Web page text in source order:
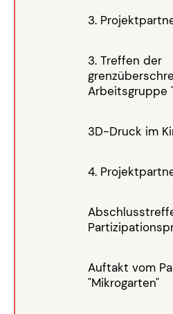
3.
3. Treffen der
Arbeitsgruppe
3D-Druck im
4.
Auftakt vom
"Mikrogarten"